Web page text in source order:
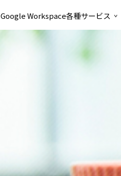
Google Workspace各種サービス >